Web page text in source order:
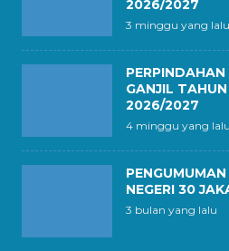
2026/2027
3 minggu yang lalu
GANJIL
2026/2027
4 minggu yang lalu
NEGERI 30
3 bulan yang lalu